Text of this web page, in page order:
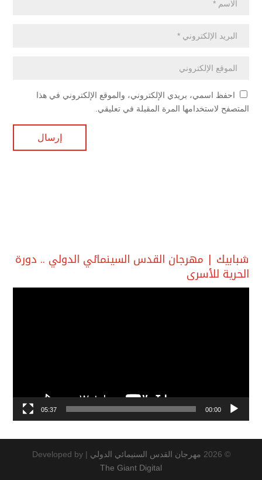
احفظ اسمي، بريدي الإلكتروني، والموقع الإلكتروني في هذا
المتصفح لاستخدامها المرة المقبلة في تعليقي.
شبابيك | مهرجان القدس السينمائي الدولي .. دورة
الحرية للأسرى
00:00
05:37
© 2026 مهرجان القدس السنيمائي الدولي |
Developed by
The Giant Digital